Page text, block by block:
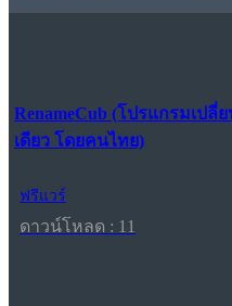
RenameCub (โปรแกรมเป
เดียว โดยคนไทย)
ฟรีแวร์
ดาวน์โหลด : 11